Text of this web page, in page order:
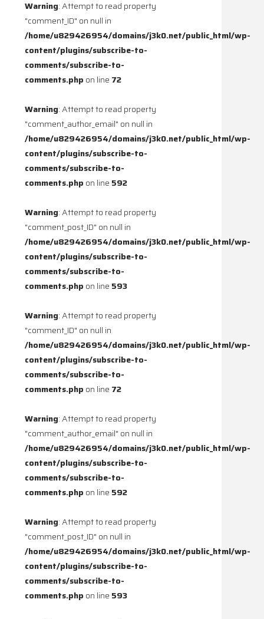
Warning: Attempt to read property
"comment_ID" on null in
/home/u829426954/domains/j3k0.net/public_html/wp-
content/plugins/subscribe-to-
comments/subscribe-to-
comments.php on line 72
Warning: Attempt to read property
"comment_author_email" on null in
/home/u829426954/domains/j3k0.net/public_html/wp-
content/plugins/subscribe-to-
comments/subscribe-to-
comments.php on line 592
Warning: Attempt to read property
"comment_post_ID" on null in
/home/u829426954/domains/j3k0.net/public_html/wp-
content/plugins/subscribe-to-
comments/subscribe-to-
comments.php on line 593
Warning: Attempt to read property
"comment_ID" on null in
/home/u829426954/domains/j3k0.net/public_html/wp-
content/plugins/subscribe-to-
comments/subscribe-to-
comments.php on line 72
Warning: Attempt to read property
"comment_author_email" on null in
/home/u829426954/domains/j3k0.net/public_html/wp-
content/plugins/subscribe-to-
comments/subscribe-to-
comments.php on line 592
Warning: Attempt to read property
"comment_post_ID" on null in
/home/u829426954/domains/j3k0.net/public_html/wp-
content/plugins/subscribe-to-
comments/subscribe-to-
comments.php on line 593